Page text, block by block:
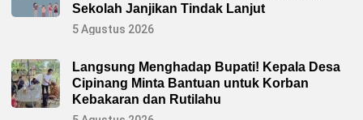
Sekolah Janjikan Tindak Lanjut
5 Agustus 2026
Langsung Menghadap Bupati! Kepala Desa
Cipinang Minta Bantuan untuk Korban
Kebakaran dan Rutilahu